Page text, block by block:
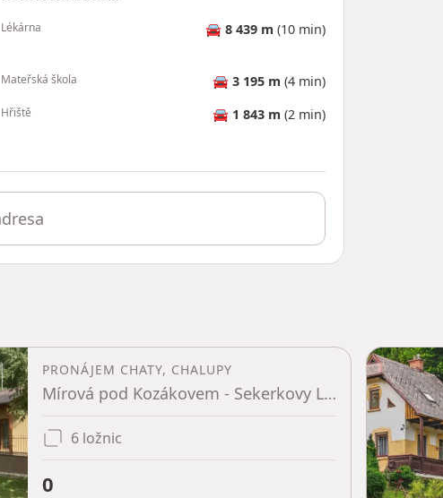
Lékárna 🚘 8 439 m (10 min)
Mateřská škola 🚘 3 195 m (4 min)
Hřiště 🚘 1 843 m (2 min)
PRONÁJEM CHATY, CHALUPY
Mírová pod Kozákovem - Sekerkovy Loučky, Liberecký kraj
6 ložnic
0